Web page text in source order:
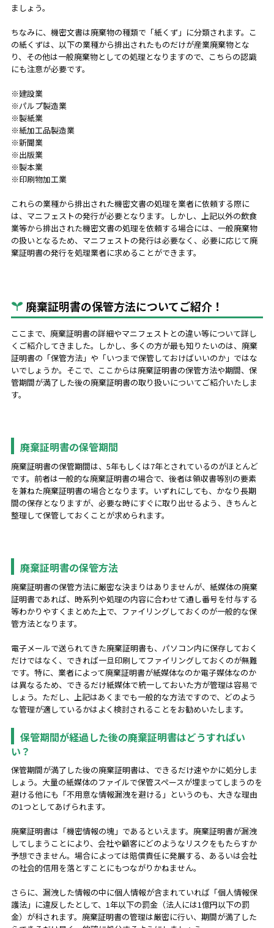
ましょう。
ちなみに、機密文書は廃棄物の種類で「紙くず」に分類されます。こ
の紙くずは、以下の業種から排出されたものだけが産業廃棄物とな
り、その他は一般廃棄物としての処理となりますので、こちらの認識
にも注意が必要です。
※建設業
※パルプ製造業
※製紙業
※紙加工品製造業
※新聞業
※出版業
※製本業
※印刷物加工業
これらの業種から排出された機密文書の処理を業者に依頼する際に
は、マニフェストの発行が必要となります。しかし、上記以外の飲食
業等から排出された機密文書の処理を依頼する場合には、一般廃棄物
の扱いとなるため、マニフェストの発行は必要なく、必要に応じて廃
棄証明書の発行を処理業者に求めることができます。
廃棄証明書の保管方法についてご紹介！
ここまで、廃棄証明書の詳細やマニフェストとの違い等について詳し
くご紹介してきました。しかし、多くの方が最も知りたいのは、廃棄
証明書の「保管方法」や「いつまで保管しておけばいいのか」ではな
いでしょうか。そこで、ここからは廃棄証明書の保管方法や期間、保
管期間が満了した後の廃棄証明書の取り扱いについてご紹介いたしま
す。
廃棄証明書の保管期間
廃棄証明書の保管期間は、5年もしくは7年とされているのがほとんど
です。前者は一般的な廃棄証明書の場合で、後者は領収書等別の要素
を兼ねた廃棄証明書の場合となります。いずれにしても、かなり長期
間の保存となりますが、必要な時にすぐに取り出せるよう、きちんと
整理して保管しておくことが求められます。
廃棄証明書の保管方法
廃棄証明書の保管方法に厳密な決まりはありませんが、紙媒体の廃棄
証明書であれば、時系列や処理の内容に合わせて通し番号を付与する
等わかりやすくまとめた上で、ファイリングしておくのが一般的な保
管方法となります。
電子メールで送られてきた廃棄証明書も、パソコン内に保存しておく
だけではなく、できれば一旦印刷してファイリングしておくのが無難
です。特に、業者によって廃棄証明書が紙媒体なのか電子媒体なのか
は異なるため、できるだけ紙媒体で統一しておいた方が管理は容易で
しょう。ただし、上記はあくまでも一般的な方法ですので、どのよう
な管理が適しているかはよく検討されることをお勧めいたします。
保管期間が経過した後の廃棄証明書はどうすればい
い？
保管期間が満了した後の廃棄証明書は、できるだけ速やかに処分しま
しょう。大量の紙媒体のファイルで保管スペースが埋まってしまうのを
避ける他にも「不用意な情報漏洩を避ける」というのも、大きな理由
の1つとしてあげられます。
廃棄証明書は「機密情報の塊」であるといえます。廃棄証明書が漏洩
してしまうことにより、会社や顧客にどのようなリスクをもたらすか
予想できません。場合によっては賠償責任に発展する、あるいは会社
の社会的信用を落とすことにもつながりかねません。
さらに、漏洩した情報の中に個人情報が含まれていれば「個人情報保
護法」に違反したとして、1年以下の罰金（法人には1億円以下の罰
金）が科されます。廃棄証明書の管理は厳密に行い、期間が満了した